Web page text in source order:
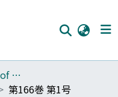
040_Graduate School of Economics
第166巻 第1号